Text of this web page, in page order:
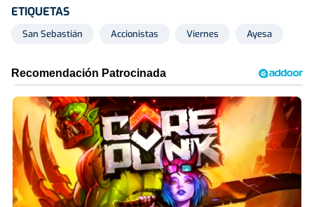
ETIQUETAS
San Sebastián Accionistas Viernes Ayesa